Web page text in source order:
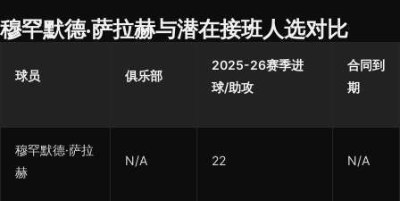
穆罕默德·萨拉赫与潜在接班人选对比
球员 俱乐部
2025-26赛季进
球/助攻
合同到
期
穆罕默德·萨拉
赫
N/A 22 N/A